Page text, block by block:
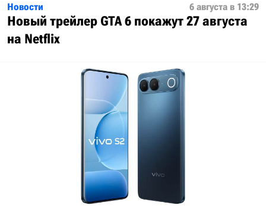
Новости 6 августа в 13:29
Новый трейлер GTA 6 покажут 27 августа
на Netflix